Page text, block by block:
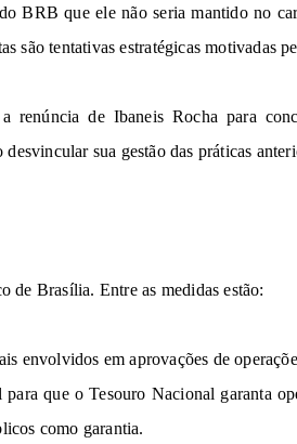
do BRB que ele não seria mantido no
as são tentativas estratégicas motivadas
renúncia de Ibaneis Rocha para
desvincular sua gestão das práticas anter
de Brasília. Entre as medidas estão:
is envolvidos emaprovações de
que o Tesouro Nacional garanta
como garantia.